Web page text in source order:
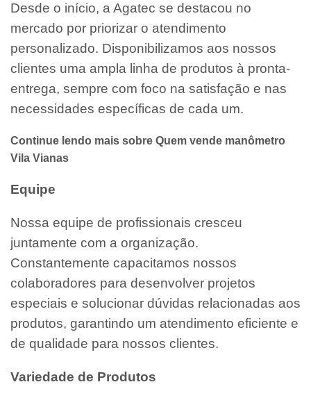
Desde o início, a Agatec se destacou no
mercado por priorizar o atendimento
personalizado. Disponibilizamos aos nossos
clientes uma ampla linha de produtos à pronta-
entrega, sempre com foco na satisfação e nas
necessidades específicas de cada um.
Continue lendo mais sobre Quem vende manômetro
Vila Vianas
Equipe
Nossa equipe de profissionais cresceu
juntamente com a organização.
Constantemente capacitamos nossos
colaboradores para desenvolver projetos
especiais e solucionar dúvidas relacionadas aos
produtos, garantindo um atendimento eficiente e
de qualidade para nossos clientes.
Variedade de Produtos